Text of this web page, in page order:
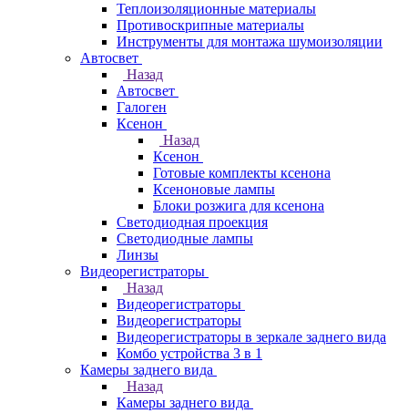
Теплоизоляционные материалы
Противоскрипные материалы
Инструменты для монтажа шумоизоляции
Автосвет
Назад
Автосвет
Галоген
Ксенон
Назад
Ксенон
Готовые комплекты ксенона
Ксеноновые лампы
Блоки розжига для ксенона
Светодиодная проекция
Светодиодные лампы
Линзы
Видеорегистраторы
Назад
Видеорегистраторы
Видеорегистраторы
Видеорегистраторы в зеркале заднего вида
Комбо устройства 3 в 1
Камеры заднего вида
Назад
Камеры заднего вида